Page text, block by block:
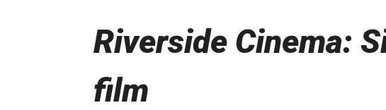
Riverside Cinema:
film